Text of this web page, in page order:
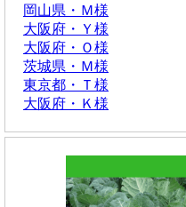
岡山県・Ｍ様
大阪府・Ｙ様
大阪府・Ｏ様
茨城県・Ｍ様
東京都・Ｔ様
大阪府・Ｋ様